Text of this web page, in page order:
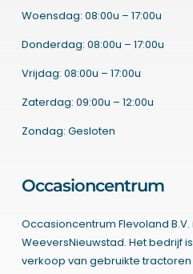
Woensdag: 08:00u – 17:00u
Donderdag: 08:00u – 17:00u
Vrijdag: 08:00u – 17:00u
Zaterdag: 09:00u – 12:00u
Zondag: Gesloten
Occasioncentrum
Occasioncentrum Flevoland
WeeversNieuwstad. Het bedrijf
verkoop van gebruikte